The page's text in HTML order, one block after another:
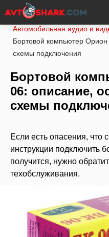
Главная Статьи
Автомобильная аудио и
Бортовой компьютер Орион
схемы подключения
Бортовой
06: описание,
схемы
Если есть опасения, что
инструкции подключить
получится, нужно
техобслуживания.